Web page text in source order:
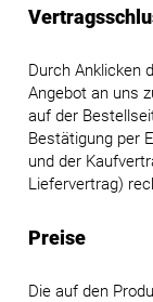
Durch Anklicken
Angebot an uns
auf der
Bestätigung per
und der
Liefervertrag)
Preise
Die auf den